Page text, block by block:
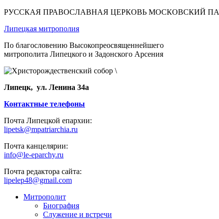
РУССКАЯ ПРАВОСЛАВНАЯ ЦЕРКОВЬ МОСКОВСКИЙ
Липецкая митрополия
По благословению Высокопреосвященнейшего
митрополита Липецкого и Задонского Арсения
Липецк, ул. Ленина 34а
Контактные телефоны
Почта Липецкой епархии:
lipetsk@mpatriarchia.ru
Почта канцелярии:
info@le-eparchy.ru
Почта редактора сайта:
lipelep48@gmail.com
Митрополит
Биография
Служение и встречи